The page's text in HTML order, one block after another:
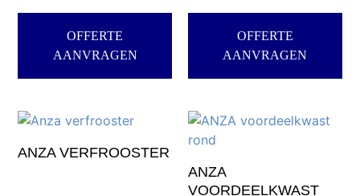
OFFERTE
AANVRAGEN
OFFERTE
AANVRAGEN
ANZA VERFROOSTER
ANZA
VOORDEELKWAST